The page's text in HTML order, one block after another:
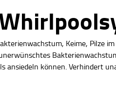
Keime, Pilze
ansiedeln können. Verhindert